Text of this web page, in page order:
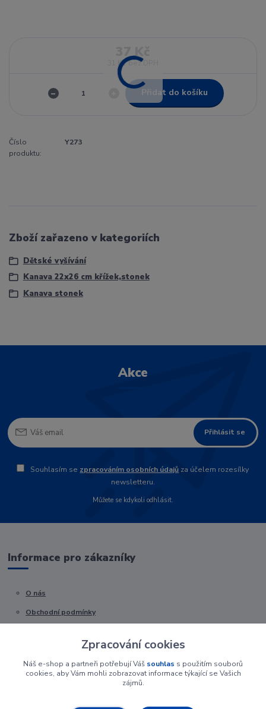
37 Kč
31 Kč bez DPH
Přidat do košíku
Číslo
produktu:
Y273
Zboží zařazeno v kategoriích
Dětské vyšívání
Kanava 22x26 cm křížek,stonek
Kanava stonek
Akce
Přihlásit se
Souhlasím se zpracováním osobních údajů za účelem rozesílky
newsletteru.
Můžete se kdykoli odhlásit.
Informace pro zákazníky
O nás
Obchodní podmínky
Zpracování cookies
Náš e-shop a partneři potřebují Váš souhlas s použitím souborů
cookies, aby Vám mohli zobrazovat informace týkající se Vašich
zájmů.